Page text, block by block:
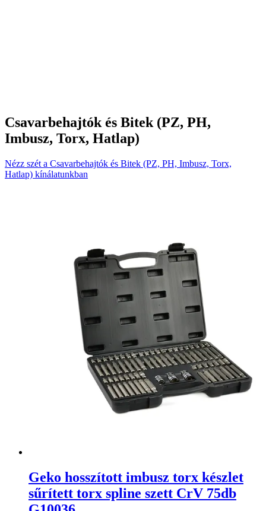
Csavarbehajtók és Bitek (PZ, PH,
Imbusz, Torx, Hatlap)
Nézz szét a Csavarbehajtók és Bitek (PZ, PH, Imbusz, Torx,
Hatlap) kínálatunkban
Geko hosszított imbusz torx készlet
sűrített torx spline szett CrV 75db